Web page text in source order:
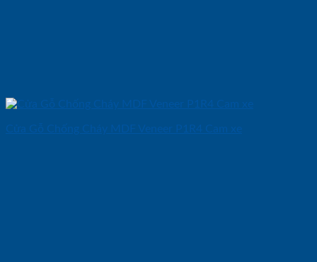
Cửa Gỗ Chống Cháy MDF Veneer P1R4 Cam xe